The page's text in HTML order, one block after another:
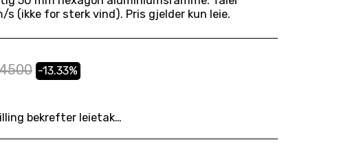
s (ikke for sterk vind). Pris gjelder kun leie.
-13.33%
gjeldende leievilkår. Avtalen er bindende og vi henviser til våre avbestillingsfrister: https://www.utleiekongen.com/leievilk%C3%A5r